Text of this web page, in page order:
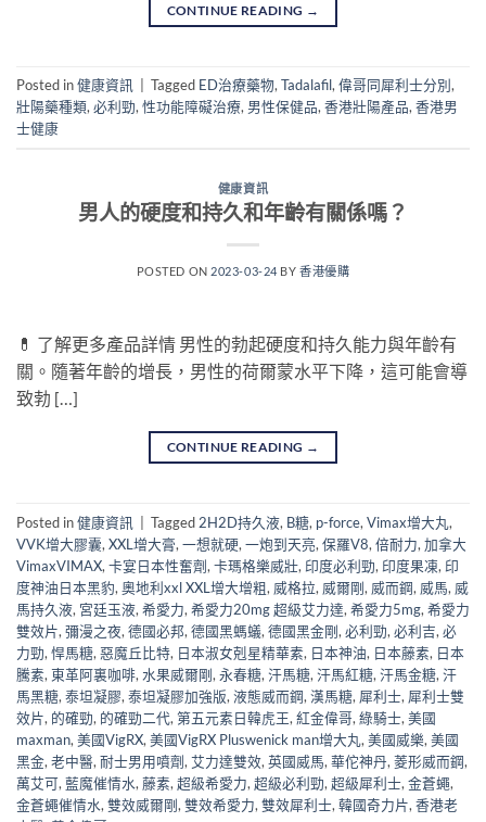
CONTINUE READING →
Posted in健康資訊 Tagged ED治療藥物, Tadalafil, 偉哥同犀利士分別,
壯陽藥種類, 必利勁, 性功能障礙治療, 男性保健品, 香港壯陽產品, 香港男
士健康
健康資訊
男人的硬度和持久和年齡有關係嗎？
POSTED ON 2023-03-24 BY香港優購
💊 了解更多產品詳情 男性的勃起硬度和持久能力與年齡有
關。隨著年齡的增長，男性的荷爾蒙水平下降，這可能會導
致勃 […]
CONTINUE READING →
Posted in健康資訊 Tagged 2H2D持久液, B糖, p-force, Vimax增大丸,
VVK增大膠囊, XXL增大膏, 一想就硬, 一炮到天亮, 保羅V8, 倍耐力, 加拿大
VimaxVIMAX, 卡宴日本性奮劑, 卡瑪格樂威壯, 印度必利勁, 印度果凍, 印
度神油日本黑豹, 奧地利xxl XXL增大增粗, 威格拉, 威爾剛, 威而鋼, 威馬, 威
馬持久液, 宮廷玉液, 希愛力, 希愛力20mg 超級艾力達, 希愛力5mg, 希愛力
雙效片, 彌漫之夜, 德國必邦, 德國黑螞蟻, 德國黑金剛, 必利勁, 必利吉, 必
力勁, 悍馬糖, 惡魔丘比特, 日本淑女剋星精華素, 日本神油, 日本藤素, 日本
騰素, 東革阿裏咖啡, 水果威爾剛, 永春糖, 汗馬糖, 汗馬紅糖, 汗馬金糖, 汗
馬黑糖, 泰坦凝膠, 泰坦凝膠加強版, 液態威而鋼, 漢馬糖, 犀利士, 犀利士雙
效片, 的確勁, 的確勁二代, 第五元素日韓虎王, 紅金偉哥, 綠騎士, 美國
maxman, 美國VigRX, 美國VigRX Pluswenick man增大丸, 美國威樂, 美國
黑金, 老中醫, 耐士男用噴劑, 艾力達雙效, 英國威馬, 華佗神丹, 菱形威而鋼,
萬艾可, 藍魔催情水, 藤素, 超級希愛力, 超級必利勁, 超級犀利士, 金蒼蠅,
金蒼蠅催情水, 雙效威爾剛, 雙效希愛力, 雙效犀利士, 韓國奇力片, 香港老